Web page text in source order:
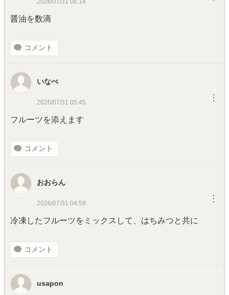
2026/07/31 06:14
醤油を数滴
コメント
いなべ
2026/07/31 05:45 ︙
フルーツを添えます
コメント
おおらん
2026/07/31 04:59 ︙
冷凍したフルーツをミックスして、はちみつと共に
コメント
usapon